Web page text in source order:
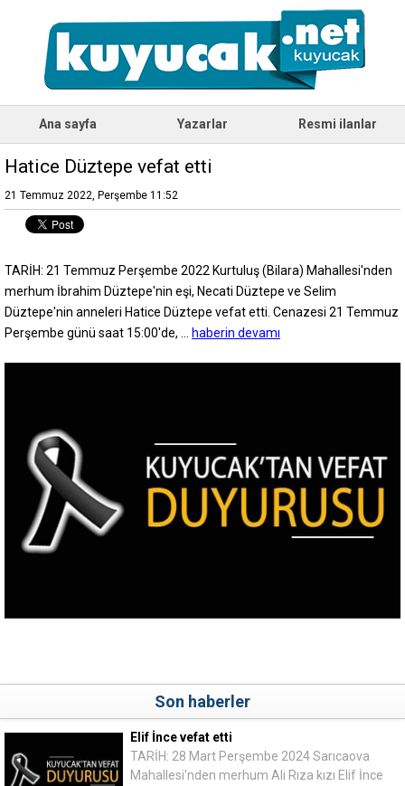
Ana sayfa Yazarlar Resmi ilanlar
Hatice Düztepe vefat etti
21 Temmuz 2022, Perşembe 11:52
TARİH: 21 Temmuz Perşembe 2022 Kurtuluş (Bilara) Mahallesi'nden
merhum İbrahim Düztepe'nin eşi, Necati Düztepe ve Selim
Düztepe'nin anneleri Hatice Düztepe vefat etti. Cenazesi 21 Temmuz
Perşembe günü saat 15:00'de, ...
haberin devamı
Son haberler
Elif İnce vefat etti
TARİH: 28 Mart Perşembe 2024 Sarıcaova
Mahallesi'nden merhum Ali Rıza kızı Elif İnce